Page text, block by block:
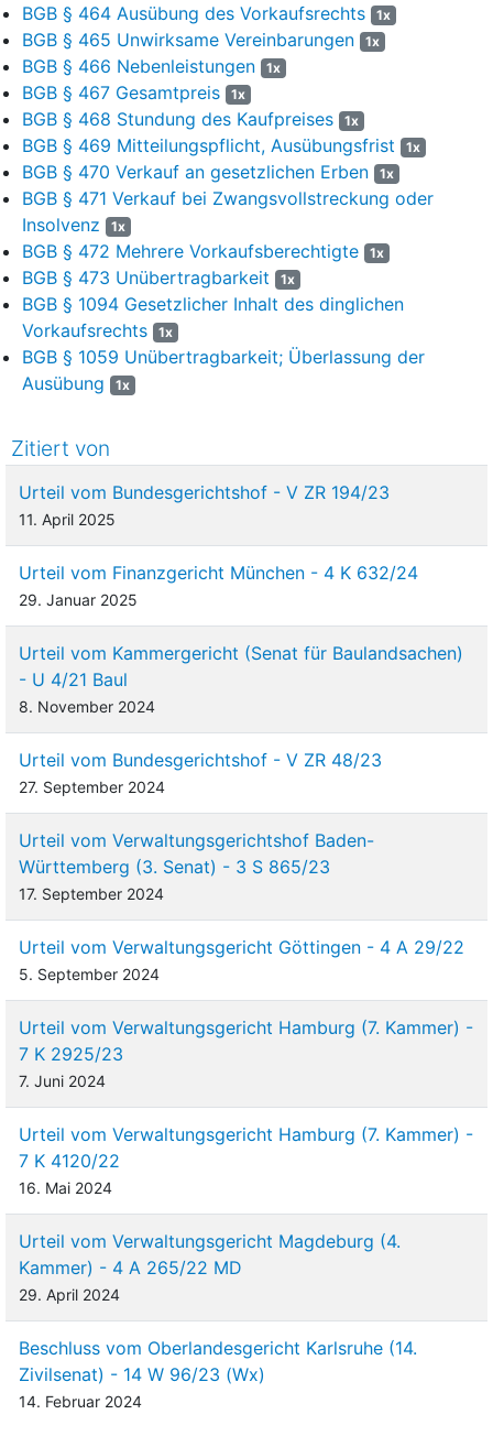
BGB § 464 Ausübung des Vorkaufsrechts 1x
BGB § 465 Unwirksame Vereinbarungen 1x
BGB § 466 Nebenleistungen 1x
BGB § 467 Gesamtpreis 1x
BGB § 468 Stundung des Kaufpreises 1x
BGB § 469 Mitteilungspflicht, Ausübungsfrist 1x
BGB § 470 Verkauf an gesetzlichen Erben 1x
BGB § 471 Verkauf bei Zwangsvollstreckung oder
Insolvenz
1x
BGB § 472 Mehrere Vorkaufsberechtigte 1x
BGB § 473 Unübertragbarkeit 1x
BGB § 1094 Gesetzlicher Inhalt des dinglichen
Vorkaufsrechts
1x
BGB § 1059 Unübertragbarkeit; Überlassung der
Ausübung
1x
Zitiert von
Urteil vom Bundesgerichtshof - V ZR 194/23
11. April 2025
Urteil vom Finanzgericht München - 4 K 632/24
29. Januar 2025
Urteil vom Kammergericht (Senat für Baulandsachen)
- U 4/21 Baul
8. November 2024
Urteil vom Bundesgerichtshof - V ZR 48/23
27. September 2024
Urteil vom Verwaltungsgerichtshof Baden-
Württemberg (3. Senat) - 3 S 865/23
17. September 2024
Urteil vom Verwaltungsgericht Göttingen - 4 A 29/22
5. September 2024
Urteil vom Verwaltungsgericht Hamburg (7. Kammer) -
7 K 2925/23
7. Juni 2024
Urteil vom Verwaltungsgericht Hamburg (7. Kammer) -
7 K 4120/22
16. Mai 2024
Urteil vom Verwaltungsgericht Magdeburg (4.
Kammer) - 4 A 265/22 MD
29. April 2024
Beschluss vom Oberlandesgericht Karlsruhe (14.
Zivilsenat) - 14 W 96/23 (Wx)
14. Februar 2024